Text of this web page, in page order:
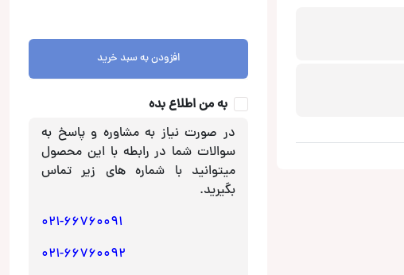
عدد
افزودن به سبد خرید
به من اطلاع بده
در صورت نیاز به مشاوره و پاسخ به
سوالات شما در رابطه با این محصول
میتوانید با شماره های زیر تماس
بگیرید.
021-66760091
021-66760092